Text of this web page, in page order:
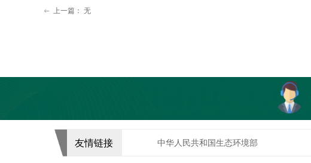
ꂃ 上一篇： 无
中华人民共和国生态环境部
友情链接